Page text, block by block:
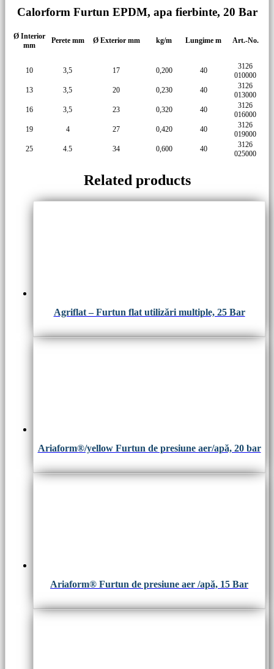
Calorform Furtun EPDM, apa fierbinte, 20 Bar
Ø Interior
mm
Perete mm Ø Exterior mm kg/m Lungime m Art.-No.
10 3,5 17 0,200 40
3126
010000
13
3,5 20 0,230 40
3126
013000
16
3,5 23 0,320 40
3126
016000
19
4 27 0,420 40
3126
019000
25
4.5 34 0,600 40
3126
025000
Related products
Agriflat – Furtun flat utilizări multiple, 25 Bar
Ariaform®/yellow Furtun de presiune aer/apă, 20 bar
Ariaform® Furtun de presiune aer /apă, 15 Bar